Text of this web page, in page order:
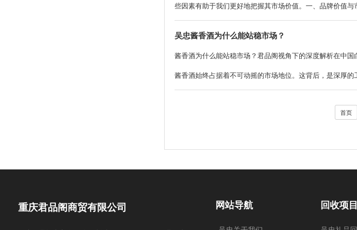
些因素有助于我们更好地把握其市场价值。一、品牌价值与
吴忠酱香酒为什么能站稳市场？
酱香酒为什么能站稳市场？君品阁视角下的深度解析在中
酱香酒始终占据着不可动摇的市场地位。这背后，是深厚的
首页
重庆君品阁商贸有限公司 网站导航 回收项目